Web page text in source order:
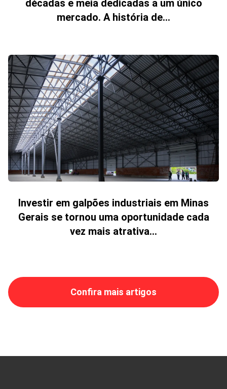
décadas e meia dedicadas a um único
mercado. A história de...
Investir em galpões industriais em Minas
Gerais se tornou uma oportunidade cada
vez mais atrativa...
Confira mais artigos